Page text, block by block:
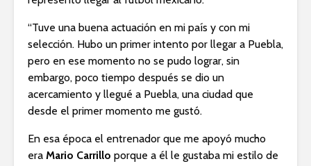
“Tuve una buena actuación en mi país y con mi
selección. Hubo un primer intento por llegar a Puebla,
pero en ese momento no se pudo lograr, sin
embargo, poco tiempo después se dio un
acercamiento y llegué a Puebla, una ciudad que
desde el primer momento me gustó.
En esa época el entrenador que me apoyó mucho
era Mario Carrillo porque a él le gustaba mi estilo de